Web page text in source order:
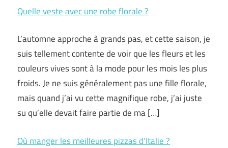
Quelle veste avec une robe florale ?
L’automne approche à grands pas, et cette saison, je
suis tellement contente de voir que les fleurs et les
couleurs vives sont à la mode pour les mois les plus
froids. Je ne suis généralement pas une fille florale,
mais quand j’ai vu cette magnifique robe, j’ai juste
su qu’elle devait faire partie de ma […]
Où manger les meilleures pizzas d’Italie ?